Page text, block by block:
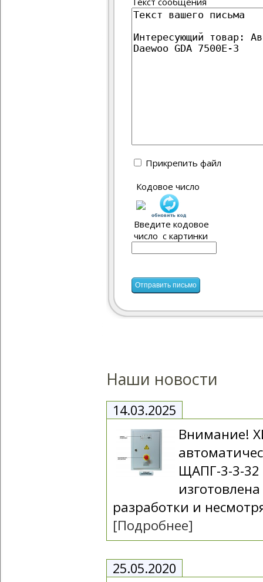
Прикрепить файл
Кодовое число
Введите кодовое
число с картинки
Наши новости
14.03.2025
Внимание!
ЩАПГ-3-3-
разработки и
[Подробнее]
25.05.2020